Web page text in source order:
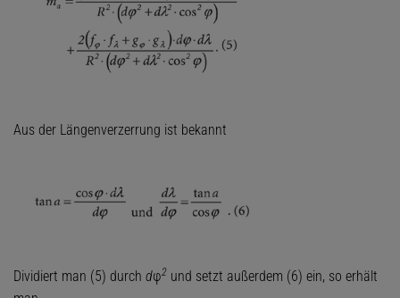
Aus der Längenverzerrung ist bekannt
Dividiert man (5) durch dφ2 und setzt außerdem (6) ein, so erhält